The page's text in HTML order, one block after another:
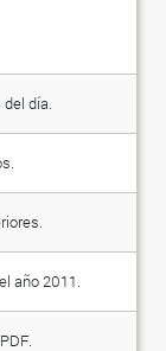
día.
año 2011.